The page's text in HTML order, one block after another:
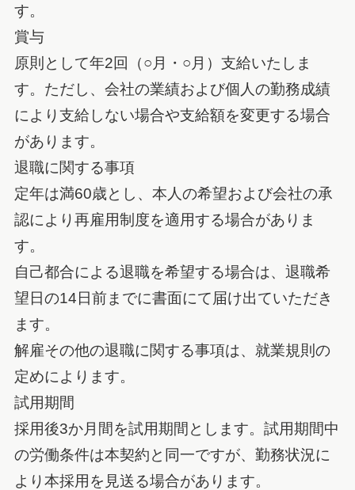
す。
賞与
原則として年2回（○月・○月）支給いたしま
す。ただし、会社の業績および個人の勤務成績
により支給しない場合や支給額を変更する場合
があります。
退職に関する事項
定年は満60歳とし、本人の希望および会社の承
認により再雇用制度を適用する場合がありま
す。
自己都合による退職を希望する場合は、退職希
望日の14日前までに書面にて届け出ていただき
ます。
解雇その他の退職に関する事項は、就業規則の
定めによります。
試用期間
採用後3か月間を試用期間とします。試用期間中
の労働条件は本契約と同一ですが、勤務状況に
より本採用を見送る場合があります。